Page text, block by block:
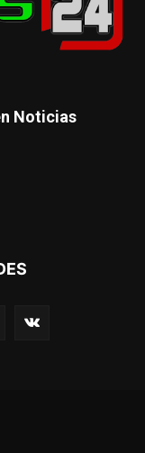
Noticias